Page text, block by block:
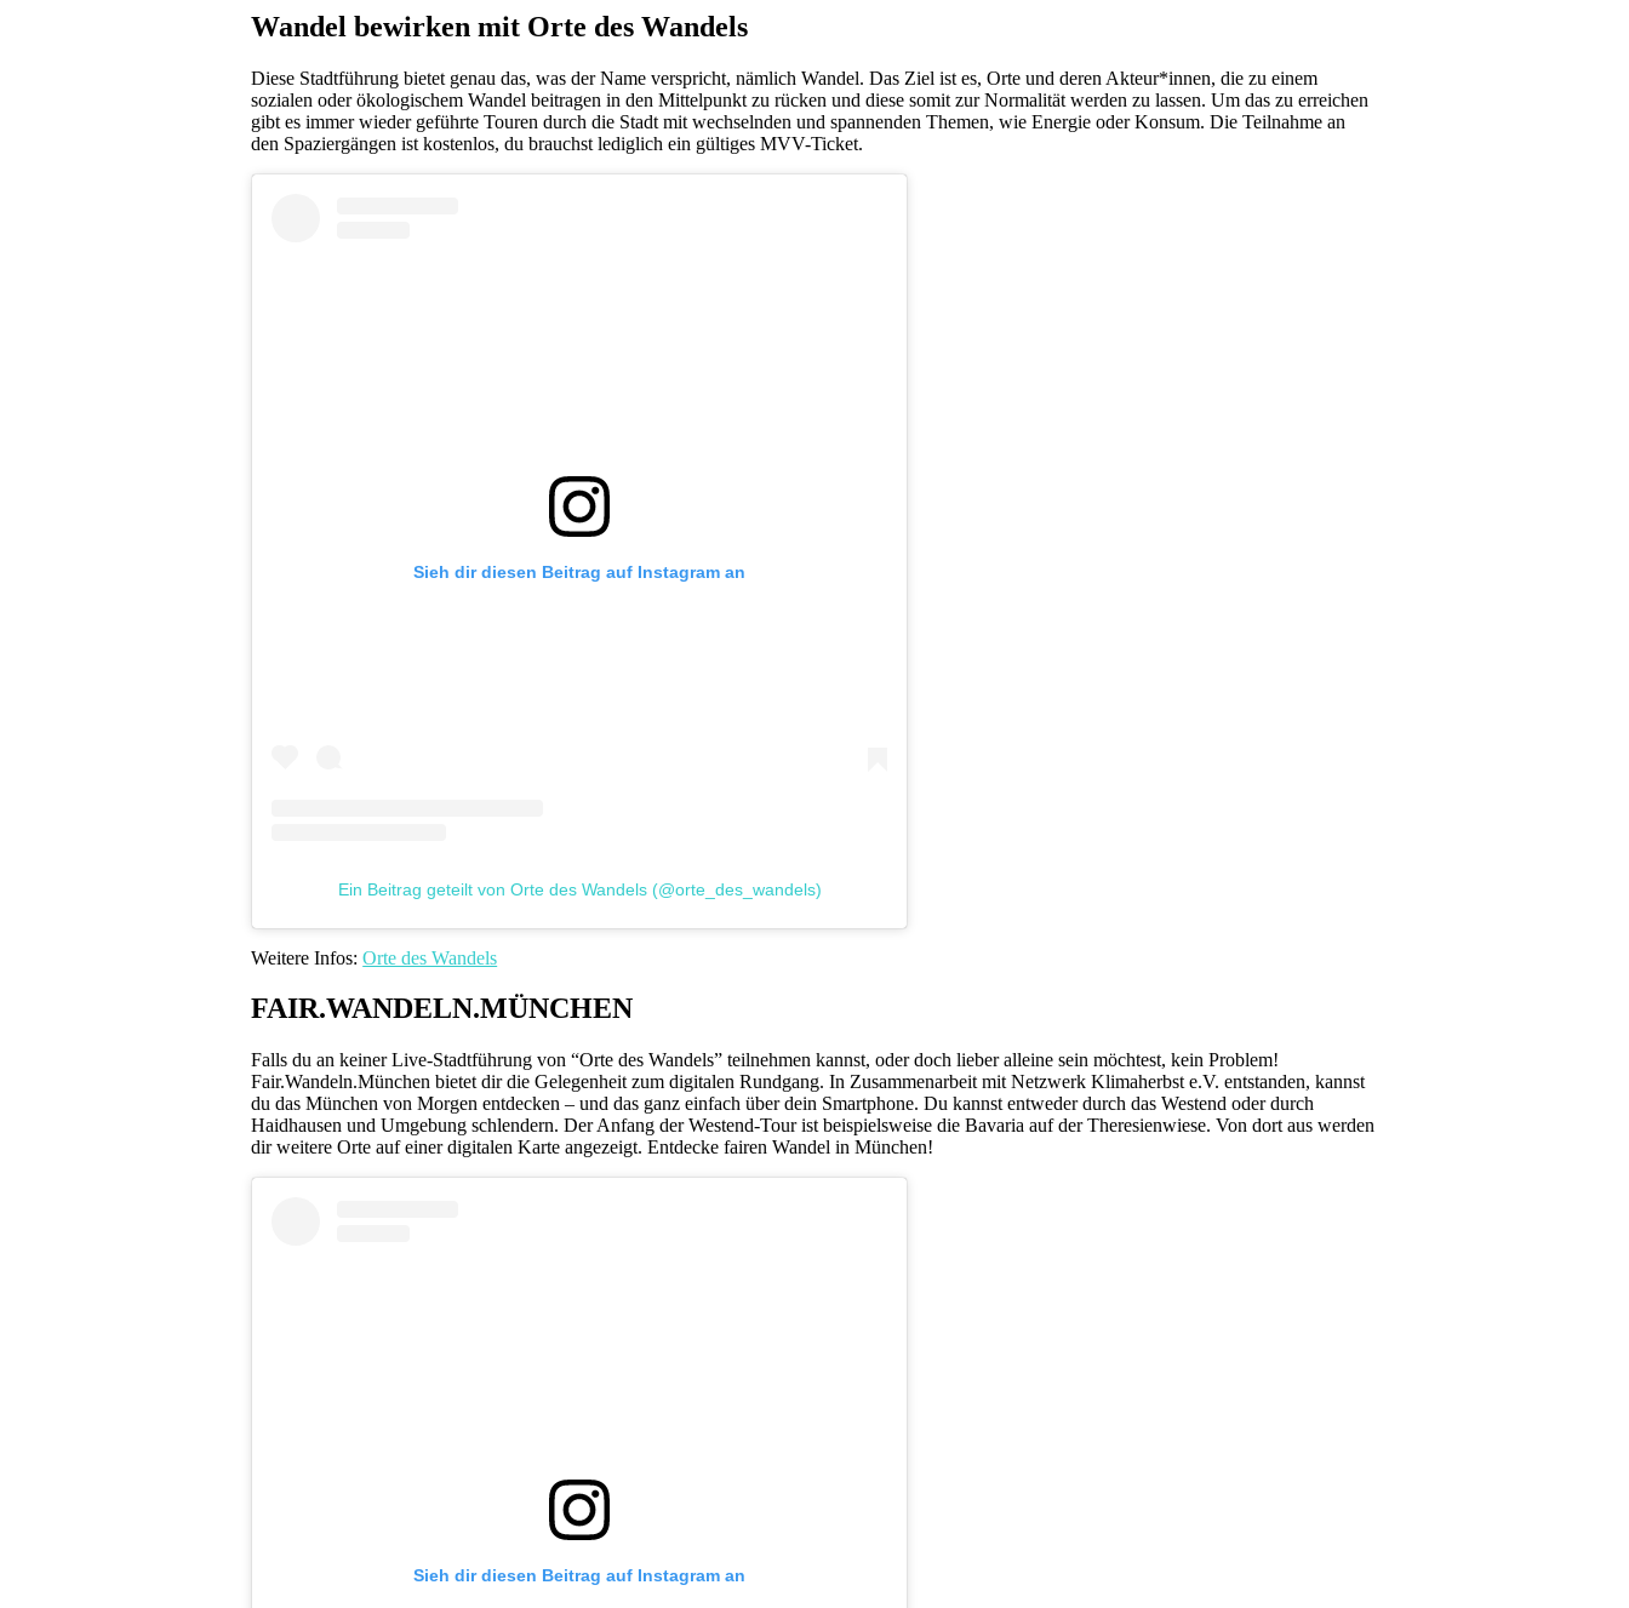
Wandel bewirken mit Orte des Wandels
Diese Stadtführung bietet genau das, was der Name verspricht, nämlich Wandel. Das Ziel ist es, Orte und deren Akteur*innen, die zu einem
sozialen oder ökologischem Wandel beitragen in den Mittelpunkt zu rücken und diese somit zur Normalität werden zu lassen. Um das zu erreichen
gibt es immer wieder geführte Touren durch die Stadt mit wechselnden und spannenden Themen, wie Energie oder Konsum. Die Teilnahme an
den Spaziergängen ist kostenlos, du brauchst lediglich ein gültiges MVV-Ticket.
Sieh dir diesen Beitrag auf Instagram an
Ein Beitrag geteilt von Orte des Wandels (@orte_des_wandels)
Weitere Infos:Orte des Wandels
FAIR.WANDELN.MÜNCHEN
Falls du an keiner Live-Stadtführung von “Orte des Wandels” teilnehmen kannst, oder doch lieber alleine sein möchtest, kein Problem!
Fair.Wandeln.München bietet dir die Gelegenheit zum digitalen Rundgang. In Zusammenarbeit mit Netzwerk Klimaherbst e.V. entstanden, kannst
du das München von Morgen entdecken – und das ganz einfach über dein Smartphone. Du kannst entweder durch das Westend oder durch
Haidhausen und Umgebung schlendern. Der Anfang der Westend-Tour ist beispielsweise die Bavaria auf der Theresienwiese. Von dort aus werden
dir weitere Orte auf einer digitalen Karte angezeigt. Entdecke fairen Wandel in München!
Sieh dir diesen Beitrag auf Instagram an